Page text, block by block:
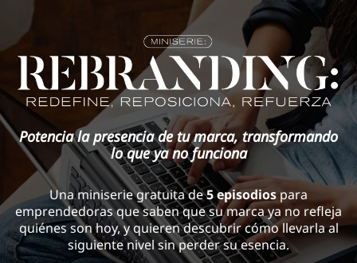
Potencia la presencia de tu marca, transformando
lo que ya no funciona
Una miniserie gratuita de5 episodios para
emprendedoras que saben que su marca ya no refleja
quiénes son hoy, y quieren descubrir cómo llevarla al
siguiente nivel sin perder su esencia.